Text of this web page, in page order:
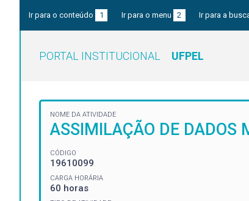
Ir para o conteúdo 1 Ir para o menu 2 Ir para a
PORTAL INSTITUCIONAL UFPEL
NOME DA ATIVIDADE
ASSIMILAÇÃO DE DADOS
CÓDIGO
19610099
CARGA HORÁRIA
60 horas